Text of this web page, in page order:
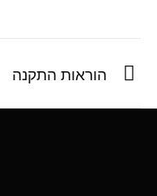
הוראות התקנה